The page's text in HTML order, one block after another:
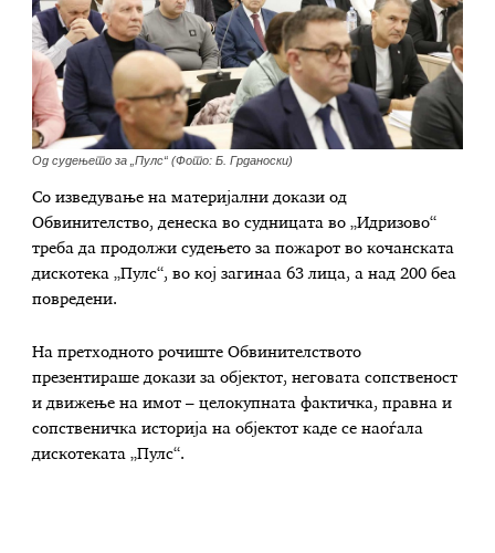
Од судењето за „Пулс“ (Фото: Б. Грданоски)
Со изведување на материјални докази од
Обвинителство, денеска во судницата во „Идризово“
треба да продолжи судењето за пожарот во кочанската
дискотека „Пулс“, во кој загинаа 63 лица, а над 200 беа
повредени.
На претходното рочиште Обвинителството
презентираше докази за објектот, неговата сопственост
и движење на имот – целокупната фактичка, правна и
сопственичка историја на објектот каде се наоѓала
дискотеката „Пулс“.